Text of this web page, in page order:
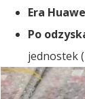
Era
Po
jednostek